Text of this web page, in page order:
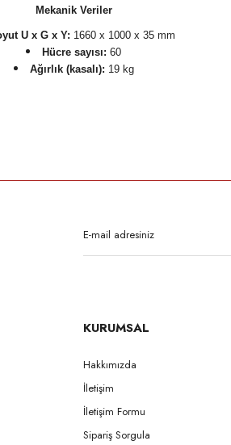
Mekanik Veriler
U x G x Y: 1660 x 1000 x 35 mm
Hücre sayısı: 60
Ağırlık (kasalı): 19 kg
KURUMSAL
Hakkımızda
İletişim
İletişim Formu
Sipariş Sorgula